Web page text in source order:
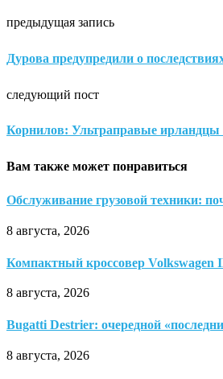
предыдущая запись
Дурова предупредили о
следующий пост
Корнилов: Ультраправые ирландцы
Вам также может понравиться
Обслуживание грузовой техники:
8 августа, 2026
Компактный кроссовер Volkswagen
8 августа, 2026
Bugatti Destrier: очередной
8 августа, 2026